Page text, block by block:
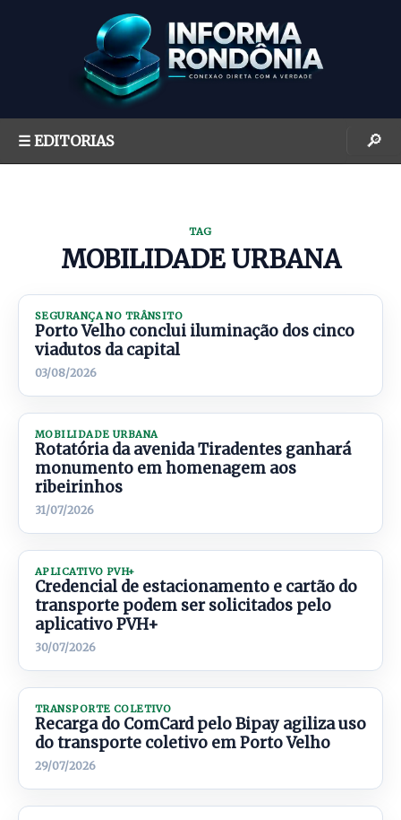
☰ EDITORIAS 🔎
TAG
MOBILIDADE URBANA
SEGURANÇA NO TRÂNSITO
Porto Velho conclui iluminação dos cinco
viadutos da capital
03/08/2026
MOBILIDADE URBANA
Rotatória da avenida Tiradentes ganhará
monumento em homenagem aos
ribeirinhos
31/07/2026
APLICATIVO PVH+
Credencial de estacionamento e cartão do
transporte podem ser solicitados pelo
aplicativo PVH+
30/07/2026
TRANSPORTE COLETIVO
Recarga do ComCard pelo Bipay agiliza uso
do transporte coletivo em Porto Velho
29/07/2026